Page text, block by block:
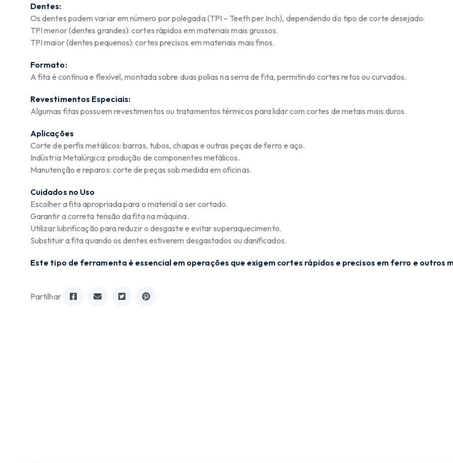
Dentes:
Os dentes podem variar em número por polegada (TPI – Teeth per Inch), dependendo do tipo de corte desejado:
TPI menor (dentes grandes): cortes rápidos em materiais mais grossos.
TPI maior (dentes pequenos): cortes precisos em materiais mais finos.
Formato:
A fita é contínua e flexível, montada sobre duas polias na serra de fita, permitindo cortes retos ou curvados.
Revestimentos Especiais:
Algumas fitas possuem revestimentos ou tratamentos térmicos para lidar com cortes de metais mais duros.
Aplicações
Corte de perfis metálicos: barras, tubos, chapas e outras peças de ferro e aço.
Indústria Metalúrgica: produção de componentes metálicos.
Manutenção e reparos: corte de peças sob medida em oficinas.
Cuidados no Uso
Escolher a fita apropriada para o material a ser cortado.
Garantir a correta tensão da fita na máquina.
Utilizar lubrificação para reduzir o desgaste e evitar superaquecimento.
Substituir a fita quando os dentes estiverem desgastados ou danificados.
Este tipo de ferramenta é essencial em operações que exigem cortes rápidos e precisos em ferro e outros
Partilhar